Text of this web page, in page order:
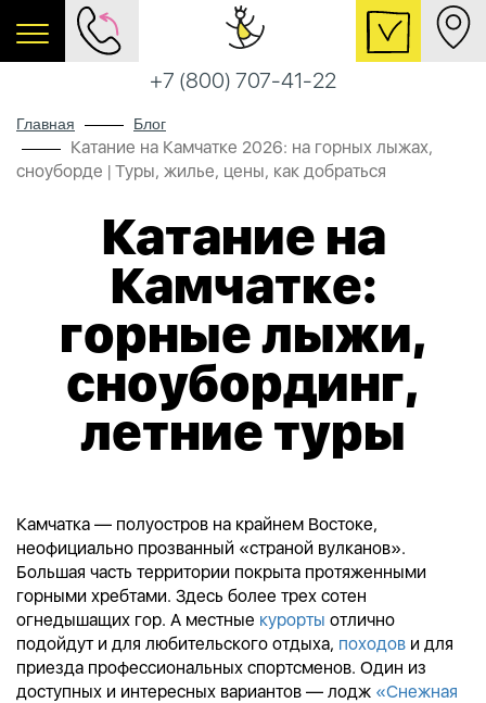
+7 (800) 707-41-22
Главная Блог
Катание на Камчатке 2026: на горных лыжах,
сноуборде | Туры, жилье, цены, как добраться
Катание на
Камчатке:
горные лыжи,
сноубординг,
летние туры
Камчатка — полуостров на крайнем Востоке,
неофициально прозванный «страной вулканов».
Большая часть территории покрыта протяженными
горными хребтами. Здесь более трех сотен
огнедышащих гор. А местные курорты отлично
подойдут и для любительского отдыха, походов и для
приезда профессиональных спортсменов. Один из
доступных и интересных вариантов — лодж «Снежная